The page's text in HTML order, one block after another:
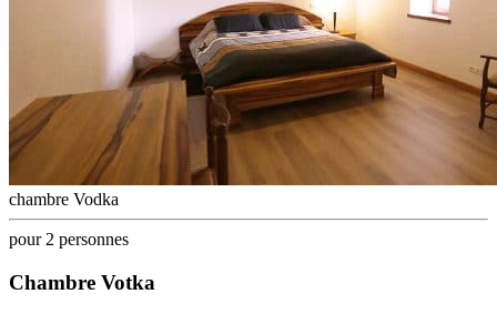
chambre Vodka
pour 2 personnes
Chambre Votka